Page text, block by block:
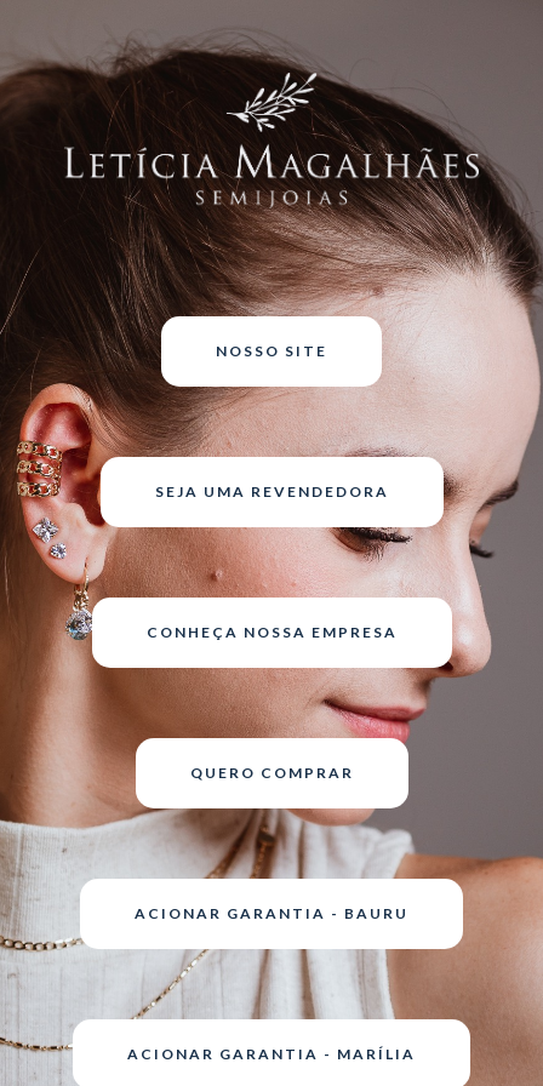
NOSSO SITE
SEJA UMA REVENDEDORA
CONHEÇA NOSSA EMPRESA
QUERO COMPRAR
ACIONAR GARANTIA - BAURU
ACIONAR GARANTIA - MARÍLIA